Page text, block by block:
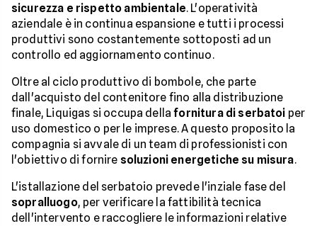
sicurezza e rispetto ambientale. L'operatività
aziendale è in continua espansione e tutti i processi
produttivi sono costantemente sottoposti ad un
controllo ed aggiornamento continuo.
Oltre al ciclo produttivo di bombole, che parte
dall'acquisto del contenitore fino alla distribuzione
finale, Liquigas si occupa dellafornitura di serbatoi per
uso domestico o per le imprese. A questo proposito la
compagnia si avvale di un team di professionisti con
l'obiettivo di fornire soluzioni energetiche su misura.
L'istallazione del serbatoio prevede l'inziale fase del
sopralluogo, per verificare la fattibilità tecnica
dell'intervento e raccogliere le informazioni relative